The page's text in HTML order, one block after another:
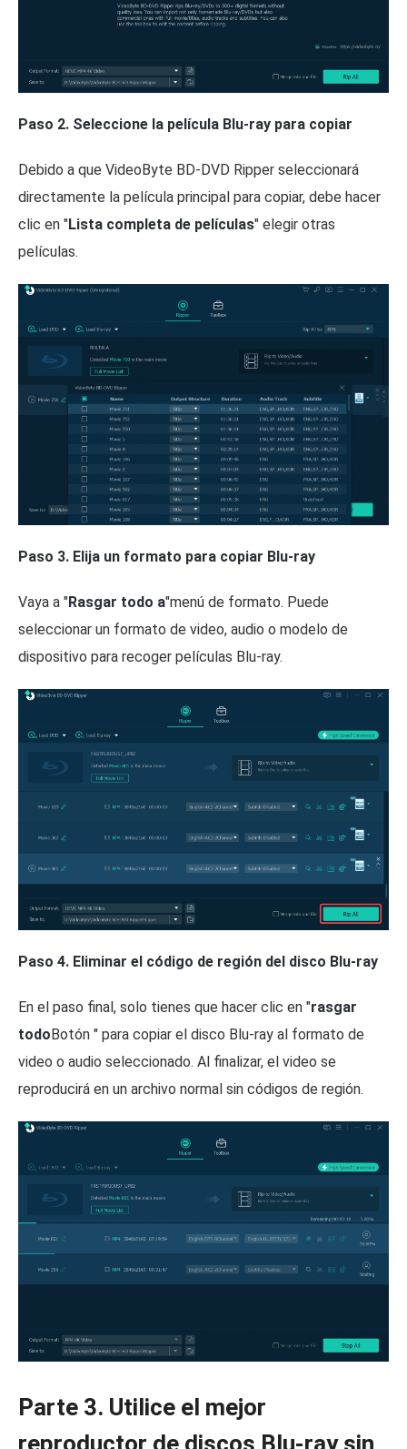
Paso 2. Seleccione la película Blu-ray para copiar
Debido a que VideoByte BD-DVD Ripper seleccionará
directamente la película principal para copiar, debe hacer
clic en "Lista completa de películas" elegir otras
películas.
Paso 3. Elija un formato para copiar Blu-ray
Vaya a "Rasgar todo a"menú de formato. Puede
seleccionar un formato de video, audio o modelo de
dispositivo para recoger películas Blu-ray.
Paso 4. Eliminar el código de región del disco Blu-ray
En el paso final, solo tienes que hacer clic en "rasgar
todoBotón " para copiar el disco Blu-ray al formato de
video o audio seleccionado. Al finalizar, el video se
reproducirá en un archivo normal sin códigos de región.
Parte 3. Utilice el mejor